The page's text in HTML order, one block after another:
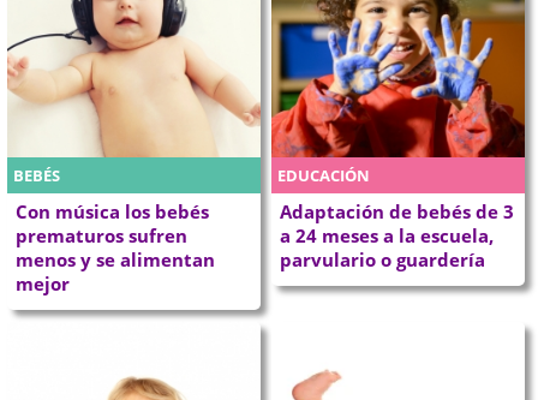
BEBÉS
Con música los bebés
prematuros sufren
menos y se alimentan
mejor
EDUCACIÓN
Adaptación de bebés de 3
a 24 meses a la escuela,
parvulario o guardería